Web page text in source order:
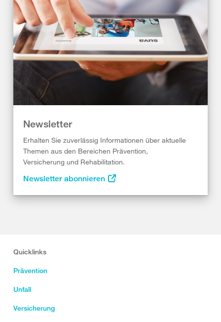
Newsletter
Erhalten Sie zuverlässig Informationen über aktuelle
Themen aus den Bereichen Prävention,
Versicherung und Rehabilitation.
Newsletter abonnieren
Quicklinks
Prävention
Unfall
Versicherung